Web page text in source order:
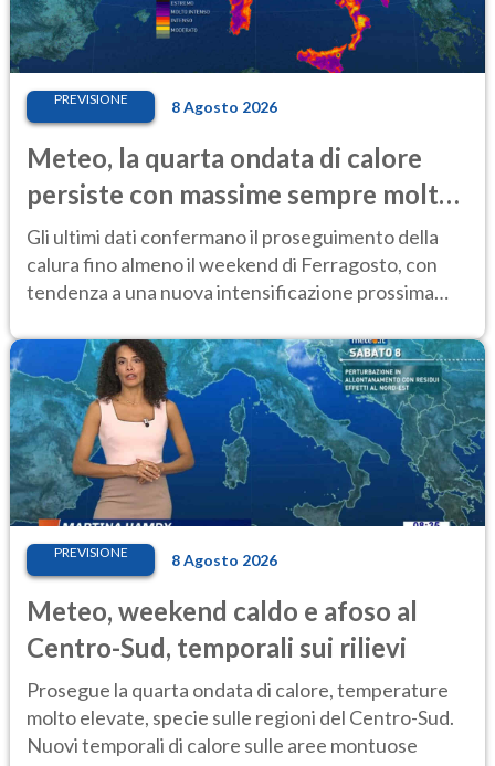
PREVISIONE 8 Agosto 2026
Meteo, la quarta ondata di calore
persiste con massime sempre molto
elevate
Gli ultimi dati confermano il proseguimento della
calura fino almeno il weekend di Ferragosto, con
tendenza a una nuova intensificazione prossima
PREVISIONE 8 Agosto 2026
Meteo, weekend caldo e afoso al
Centro-Sud, temporali sui rilievi
Prosegue la quarta ondata di calore, temperature
molto elevate, specie sulle regioni del Centro-Sud.
Nuovi temporali di calore sulle aree montuose